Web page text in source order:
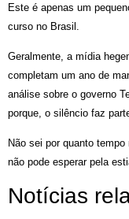
Este é apenas um
curso no Brasil.
Geralmente, a mídia
completam um ano de
análise sobre o governo
porque, o silêncio faz
Não sei por quanto
não pode esperar pela
Notícias